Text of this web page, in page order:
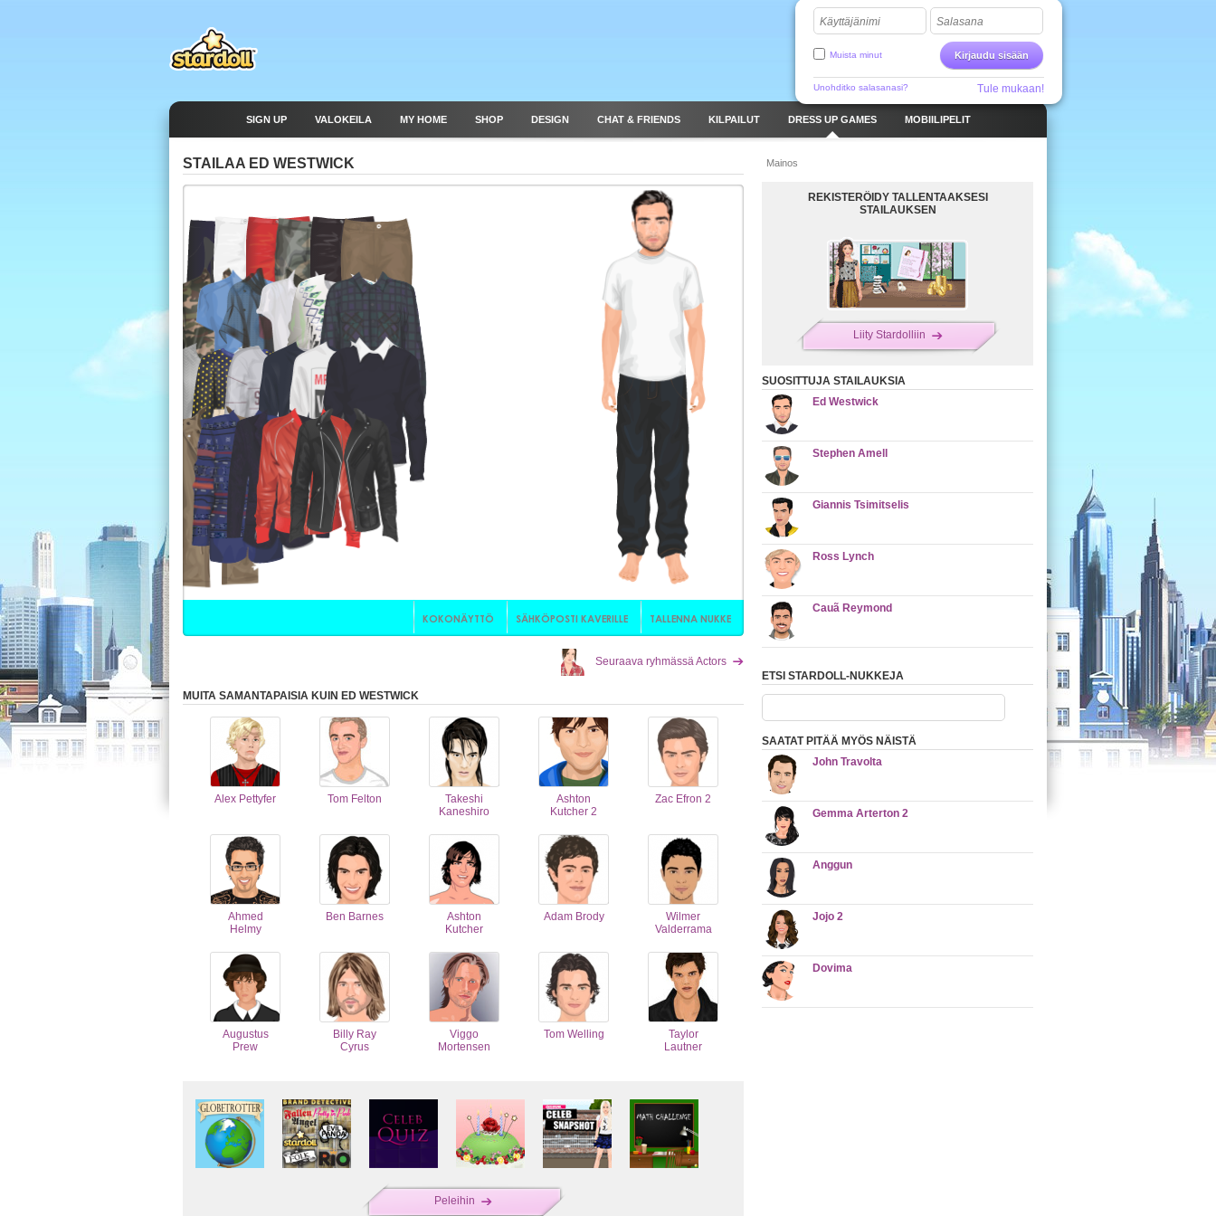
Käyttäjänimi Salasana
Kirjaudu sisään
Muista minut
Unohditko salasanasi? Tule mukaan!
SIGN UP VALOKEILA MY HOME SHOP DESIGN CHAT & FRIENDS KILPAILUT DRESS UP GAMES MOBIILIPELIT
STAILAA ED WESTWICK
Seuraava ryhmässä Actors
MUITA SAMANTAPAISIA KUIN ED WESTWICK
Alex Pettyfer Tom Felton
Takeshi
Kaneshiro
Ashton
Kutcher 2
Zac Efron 2
Ahmed
Helmy
Ben Barnes
Ashton
Kutcher
Adam Brody
Wilmer
Valderrama
Augustus
Prew
Billy Ray
Cyrus
Viggo
Mortensen
Tom Welling
Taylor
Lautner
Peleihin
Mainos
REKISTERÖIDY TALLENTAAKSESI
STAILAUKSEN
Liity Stardolliin
SUOSITTUJA STAILAUKSIA
Ed Westwick
Stephen Amell
Giannis Tsimitselis
Ross Lynch
Cauã Reymond
ETSI STARDOLL-NUKKEJA
SAATAT PITÄÄ MYÖS NÄISTÄ
John Travolta
Gemma Arterton 2
Anggun
Jojo 2
Dovima